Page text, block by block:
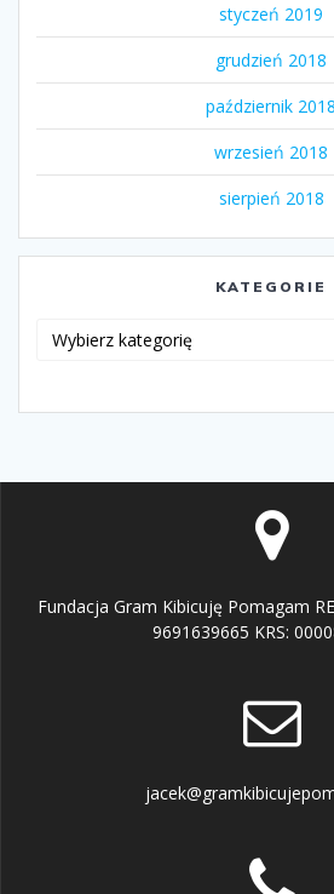
styczeń 2019
grudzień 2018
październik 2018
wrzesień 2018
sierpień 2018
KATEGORIE
Fundacja Gram Kibicuję Pomagam
9691639665 KRS: